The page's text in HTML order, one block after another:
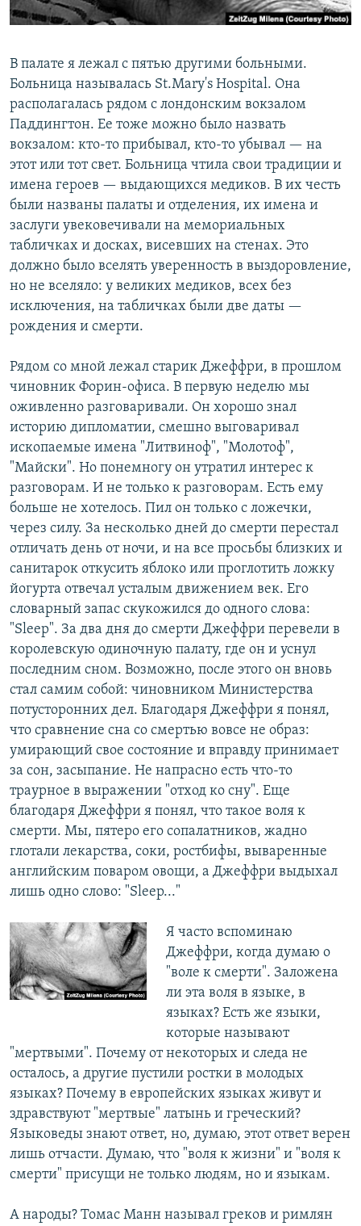
Հայերեն
English
Русский
Все сайты Радио Азатутюн
В палате я лежал с пятью другими больными.
Больница называлась St.Mary's Hospital. Она
располагалась рядом с лондонским вокзалом
Паддингтон. Ее тоже можно было назвать
вокзалом: кто-то прибывал, кто-то убывал — на
этот или тот свет. Больница чтила свои традиции и
имена героев — выдающихся медиков. В их честь
были названы палаты и отделения, их имена и
заслуги увековечивали на мемориальных
табличках и досках, висевших на стенах. Это
должно было вселять уверенность в выздоровление,
но не вселяло: у великих медиков, всех без
исключения, на табличках были две даты —
рождения и смерти.
Рядом со мной лежал старик Джеффри, в прошлом
чиновник Форин-офиса. В первую неделю мы
оживленно разговаривали. Он хорошо знал
историю дипломатии, смешно выговаривал
ископаемые имена "Литвиноф", "Молотоф",
"Майски". Но понемногу он утратил интерес к
разговорам. И не только к разговорам. Есть ему
больше не хотелось. Пил он только с ложечки,
через силу. За несколько дней до смерти перестал
отличать день от ночи, и на все просьбы близких и
санитарок откусить яблоко или проглотить ложку
йогурта отвечал усталым движением век. Его
словарный запас скукожился до одного слова:
"Sleep". За два дня до смерти Джеффри перевели в
королевскую одиночную палату, где он и уснул
последним сном. Возможно, после этого он вновь
стал самим собой: чиновником Министерства
потусторонних дел. ​Благодаря Джеффри я понял,
что сравнение сна со смертью вовсе не образ:
умирающий свое состояние и вправду ​принимает
за сон, засыпание. Не напрасно есть что-то
траурное в выражении "отход ко сну". Еще
благодаря​ Джеффри я понял, что такое воля к
смерти. Мы, пятеро его сопалатников, жадно
глотали лекарства, соки, ростбифы, вываренные
английским поваром овощи, а Джеффри выдыхал
лишь одно слово: "Sleep..."
Я часто вспоминаю
Джеффри, когда думаю о
"воле к смерти". Заложена
ли эта воля в языке, в
языках? Есть же языки,
которые называют
"мертвыми". Почему от некоторых и следа не
осталось, а другие пустили ростки в молодых
языках? Почему в европейских языках живут и
здравствуют "мертвые" латынь и греческий?
Языковеды знают ответ, но, думаю, этот ответ верен
лишь отчасти. Думаю, что "воля к жизни" и "воля к
смерти" присущи не только людям, но и языкам.
А народы? Томас Манн называл греков и римлян